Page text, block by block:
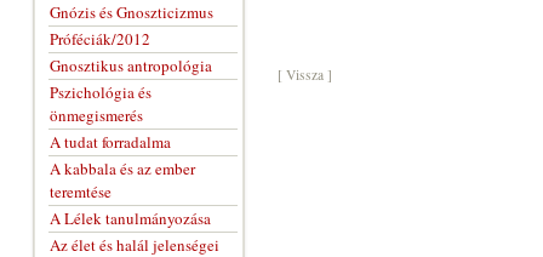
[ Vissza ]
Gnózis és Gnoszticizmus
Próféciák/2012
Gnosztikus antropológia
Pszichológia és
önmegismerés
A tudat forradalma
A kabbala és az ember
teremtése
A Lélek tanulmányozása
Az élet és halál jelenségei